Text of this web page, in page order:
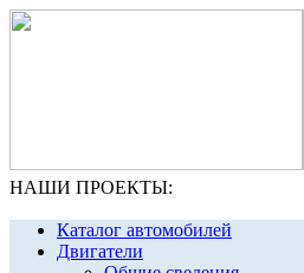
НАШИ ПРОЕКТЫ:
Каталог автомобилей
Двигатели